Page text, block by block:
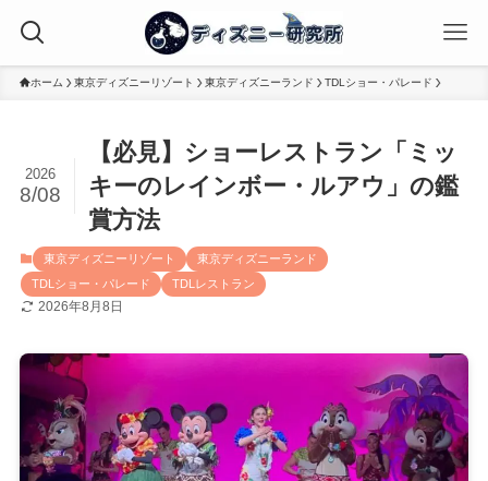
ホーム 東京ディズニーリゾート 東京ディズニーランド TDLショー・パレード
【必見】ショーレストラン「ミッ
キーのレインボー・ルアウ」の鑑
賞方法
2026
8/08
東京ディズニーリゾート
東京ディズニーランド
TDLショー・パレード
TDLレストラン
2026年8月8日